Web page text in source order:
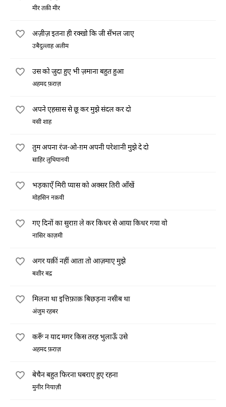
मीर तक़ी मीर
अज़ीज़ इतना ही रक्खो कि जी सँभल जाए
उबैदुल्लाह अलीम
उस को जुदा हुए भी ज़माना बहुत हुआ
अहमद फ़राज़
अपने एहसास से छू कर मुझे संदल कर दो
वसी शाह
तुम अपना रंज-ओ-ग़म अपनी परेशानी मुझे दे दो
साहिर लुधियानवी
भड़काएँ मिरी प्यास को अक्सर तिरी आँखें
मोहसिन नक़वी
गए दिनों का सुराग़ ले कर किधर से आया किधर गया वो
नासिर काज़मी
अगर यक़ीं नहीं आता तो आज़माए मुझे
बशीर बद्र
मिलना था इत्तिफ़ाक़ बिछड़ना नसीब था
अंजुम रहबर
करूँ न याद मगर किस तरह भुलाऊँ उसे
अहमद फ़राज़
बेचैन बहुत फिरना घबराए हुए रहना
मुनीर नियाज़ी